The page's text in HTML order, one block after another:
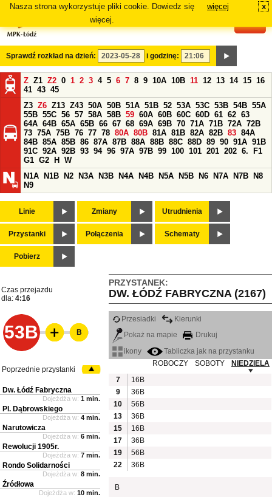
Nasza strona wykorzystuje pliki cookie. Dowiedz się
więcej.
więcej x
Sprawdź rozkład na dzień: i godzinę:
Z Z1 Z2 0 1 2 3 4 5 6 7 8 9 10A 10B 11 12 13 14 15 16
41 43 45
Z3 Z6 Z13 Z43 50A 50B 51A 51B 52 53A 53C 53B 54B 55A
55B 55C 56 57 58A 58B 59 60A 60B 60C 60D 61 62 63
64A 64B 65A 65B 66 67 68 69A 69B 70 71A 71B 72A 72B
73 75A 75B 76 77 78 80A 80B 81A 81B 82A 82B 83 84A
84B 85A 85B 86 87A 87B 88A 88B 88C 88D 89 90 91A 91B
91C 92A 92B 93 94 96 97A 97B 99 100 101 201 202 6.
F1
G1 G2 H
W
N1A
N1B N2 N3A N3B N4A N4B N5A N5B N6 N7A N7B
N8
N9
Linie Zmiany Utrudnienia
Przystanki Połączenia Schematy
Pobierz
PRZYSTANEK:
DW. ŁÓDŹ FABRYCZNA (2167)
Czas przejazdu
dla: 4:16
53B
Przesiadki
Kierunki
Pokaż na mapie
Drukuj
ikony
Tabliczka jak na przystanku
ROBOCZY
SOBOTY
NIEDZIELA
7
16B
9
36B
10
56B
13
36B
15
16B
17
36B
19
56B
22
36B
B
B
Poprzednie przystanki
Dw. Łódź Fabryczna
Dojeżdża w: 1 min.
Pl. Dąbrowskiego
Dojeżdża w: 4 min.
Narutowicza
Dojeżdża w: 6 min.
Rewolucji 1905r.
Dojeżdża w: 7 min.
Rondo Solidarności
Dojeżdża w: 8 min.
Źródłowa
Dojeżdża w: 10 min.